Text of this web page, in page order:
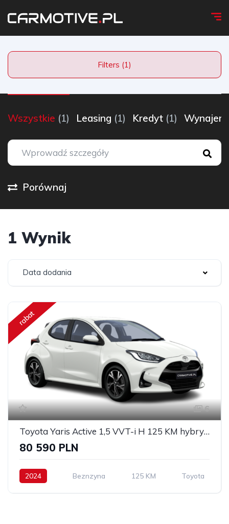
Filters (1)
Wszystkie (1) Leasing (1) Kredyt (1) Wynajem
Porównaj
1 Wynik
Data dodania
rabat
6
Toyota Yaris Active 1,5 VVT-i H 125 KM hybryda
80 590 PLN
2024 Beznzyna 125 KM Toyota